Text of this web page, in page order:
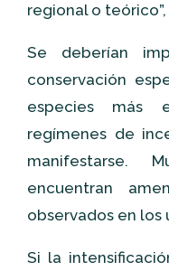
regional o
Se deberían
conservación
especies más
regímenes de
manifestarse.
encuentran
observados en los
Si la